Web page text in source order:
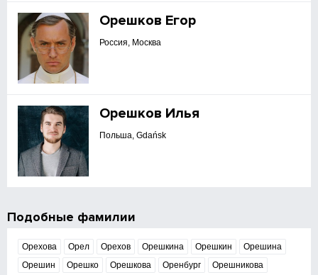
Орешков Егор
Россия, Москва
Орешков Илья
Польша, Gdańsk
Подобные фамилии
Орехова Орел Орехов Орешкина Орешкин
Орешина
Орешин
Орешко Орешкова Оренбург
Орешникова